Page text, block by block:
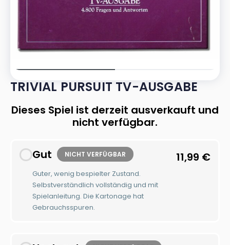
TRIVIAL PURSUIT TV-AUSGABE
Dieses Spiel ist derzeit ausverkauft und
nicht verfügbar.
Gut NICHT VERFÜGBAR
Guter, wenig bespielter Zustand.
Selbstverständlich vollständig und mit
Spielanleitung. Die Kartonage hat
Gebrauchsspuren.
11,99 €